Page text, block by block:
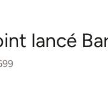
lancé